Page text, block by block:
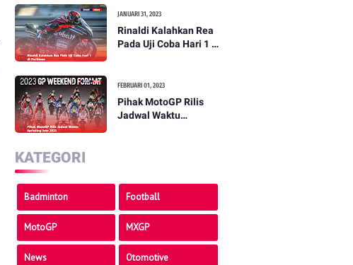
JANUARI 31, 2023
Rinaldi Kalahkan Rea
Pada Uji Coba Hari 1 di
FEBRUARI 01, 2023
Pihak MotoGP Rilis
Jadwal Waktu
KATEGORI
Badminton Football
MotoGP MXGP
News Otomotive